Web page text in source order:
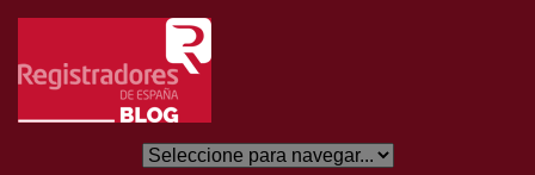
Salta al contingut principal